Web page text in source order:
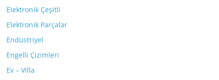
Elektronik Çeşitli
Elektronik Parçalar
Endüstriyel
Engelli Çizimleri
Ev – Villa